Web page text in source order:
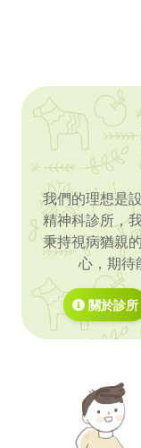
我們的理想是
精神科診所，
秉持視病猶親
心，期待
關於診所